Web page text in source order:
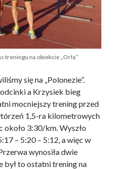
treningu na obiekcie „Orła”
się na „Polonezie”.
a Krzysiek bieg
mocniejszy trening przed
1,5-ra kilometrowych
3:30/km. Wyszło
– 5:20 – 5:12, a więc w
wynosiła dwie
był to ostatni trening na